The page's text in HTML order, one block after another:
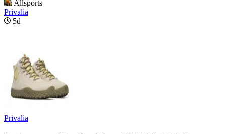
Allsports
Privalia
5d
Privalia